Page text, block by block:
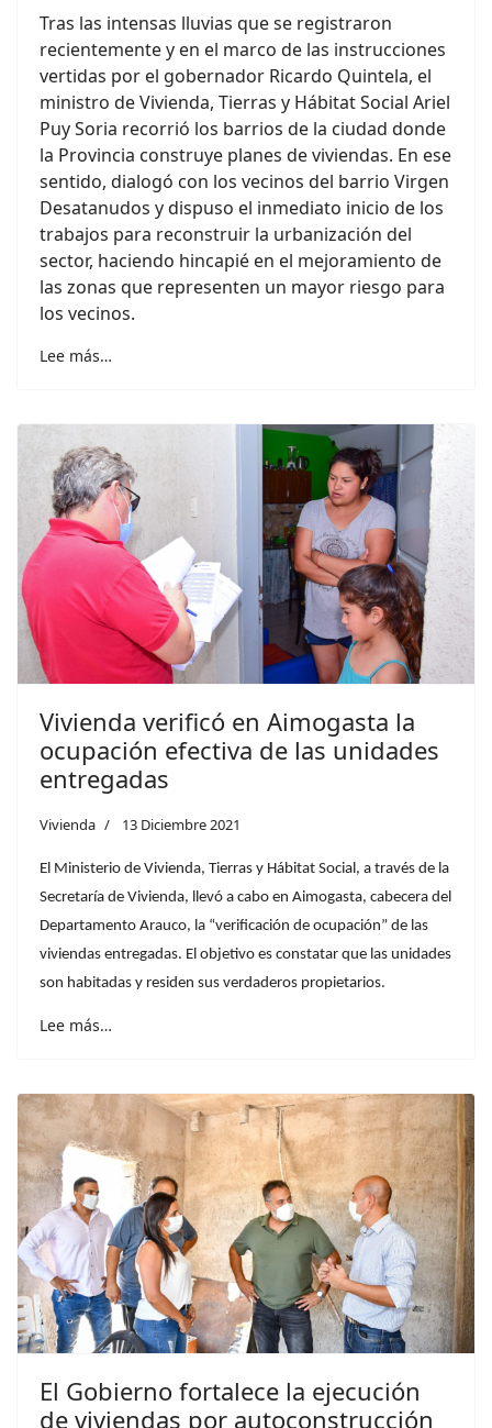
Tras las intensas lluvias que se registraron
recientemente y en el marco de las instrucciones
vertidas por el gobernador Ricardo Quintela, el
ministro de Vivienda, Tierras y Hábitat Social Ariel
Puy Soria recorrió los barrios de la ciudad donde
la Provincia construye planes de viviendas. En ese
sentido, dialogó con los vecinos del barrio Virgen
Desatanudos y dispuso el inmediato inicio de los
trabajos para reconstruir la urbanización del
sector, haciendo hincapié en el mejoramiento de
las zonas que representen un mayor riesgo para
los vecinos.
Lee más…
Vivienda verificó en Aimogasta la
ocupación efectiva de las unidades
entregadas
Vivienda 13 Diciembre 2021
El Ministerio de Vivienda, Tierras y Hábitat Social, a través de la
Secretaría de Vivienda, llevó a cabo en Aimogasta, cabecera del
Departamento Arauco, la “verificación de ocupación” de las
viviendas entregadas. El objetivo es constatar que las unidades
son habitadas y residen sus verdaderos propietarios.
Lee más…
El Gobierno fortalece la ejecución
de viviendas por autoconstrucción